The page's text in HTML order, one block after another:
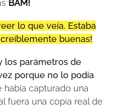
BAM!
lo que veía. Estaba
buenas!
los parámetros de
porque no lo podía
capturado una
fuera una copia real de